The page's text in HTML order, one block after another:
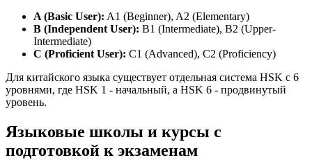
A (Basic User): A1 (Beginner), A2 (Elementary)
B (Independent User): B1 (Intermediate), B2 (Upper-
Intermediate)
C (Proficient User): C1 (Advanced), C2 (Proficiency)
Для китайского языка существует отдельная система HSK с 6
уровнями, где HSK 1 - начальный, а HSK 6 - продвинутый
уровень.
Языковые школы и курсы с
подготовкой к экзаменам